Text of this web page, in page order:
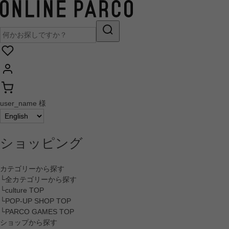
user_name 様
ショッピング
カテゴリーから探す
└全カテゴリーから探す
└culture TOP
└POP-UP SHOP TOP
└PARCO GAMES TOP
ショップから探す